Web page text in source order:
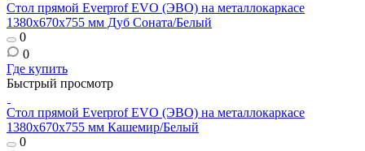
Стол прямой Everprof EVO (ЭВО) на металлокаркасе
1380х670х755 мм Дуб Соната/Белый
0
0
Где купить
Быстрый просмотр
Стол прямой Everprof EVO (ЭВО) на металлокаркасе
1380х670х755 мм Кашемир/Белый
0